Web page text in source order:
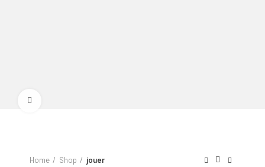
Home Shop jouer